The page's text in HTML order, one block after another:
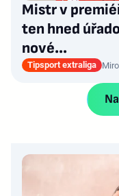
Mistr v
ten hned
nové…
Tipsport extraliga